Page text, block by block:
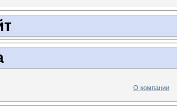
О компании